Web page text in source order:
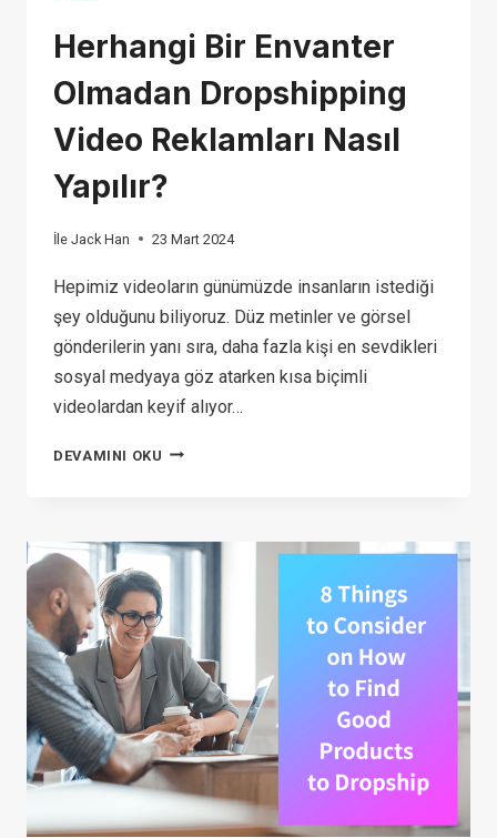
Herhangi Bir Envanter
Olmadan Dropshipping
Video Reklamları Nasıl
Yapılır?
İle Jack Han 23 Mart 2024
Hepimiz videoların günümüzde insanların istediği
şey olduğunu biliyoruz. Düz metinler ve görsel
gönderilerin yanı sıra, daha fazla kişi en sevdikleri
sosyal medyaya göz atarken kısa biçimli
videolardan keyif alıyor…
DEVAMINI OKU HERHANGI
OLMADAN
VIDEO
REKLAMLARI
NASIL
YAPILIR?